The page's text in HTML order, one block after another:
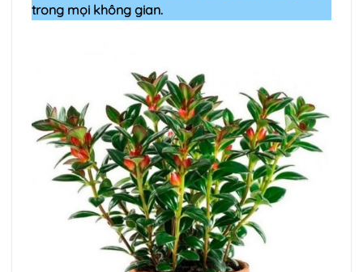
trong mọi không gian.